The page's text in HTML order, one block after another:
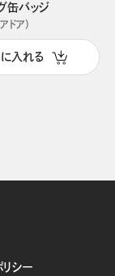
缶バッジ
ドア）
入れる
シー